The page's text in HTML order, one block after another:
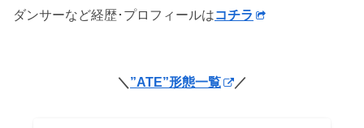
ダンサーなど経歴･プロフィールはコチラ
＼ ”ATE”形態一覧 ／